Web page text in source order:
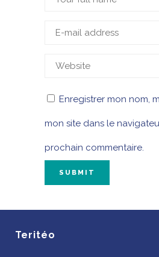
Enregistrer mon nom,
mon site dans le
prochain commentaire.
Teritéo